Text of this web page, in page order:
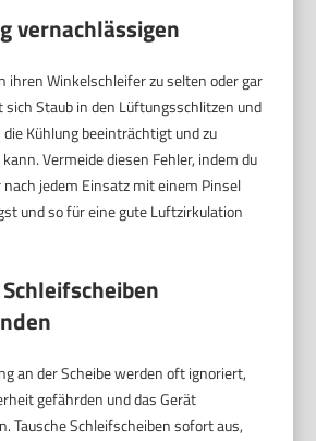
vernachlässigen
ihren Winkelschleifer zu selten oder gar
sich Staub in den Lüftungsschlitzen und
Kühlung beeinträchtigt und zu
Vermeide diesen Fehler, indem du
jedem Einsatz mit einem Pinsel
und so für eine gute Luftzirkulation
an der Scheibe werden oft ignoriert,
gefährden und das Gerät
Tausche Schleifscheiben sofort aus,